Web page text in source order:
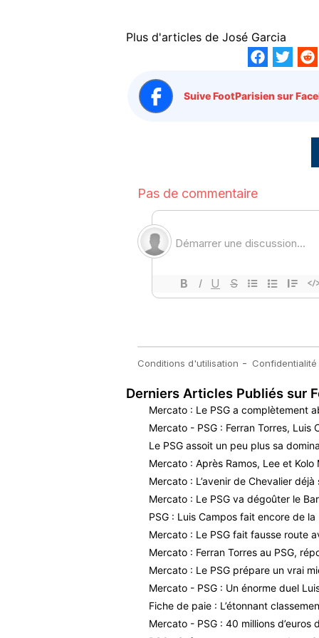
Plus d'articles de José Garcia
Suive FootParisien sur
Derniers Articles Publiés sur
Mercato : Le PSG a complètement
Mercato - PSG : Ferran Torres, Luis
Le PSG assoit un peu plus sa
Mercato : Après Ramos, Lee et
Mercato : L’avenir de Chevalier
Mercato : Le PSG va dégoûter le
PSG : Luis Campos fait encore de
Mercato : Le PSG fait fausse route
Mercato : Ferran Torres au PSG,
Mercato : Le PSG prépare un vrai
Mercato - PSG : Un énorme duel
Fiche de paie : L’étonnant
Mercato - PSG : 40 millions d’euros